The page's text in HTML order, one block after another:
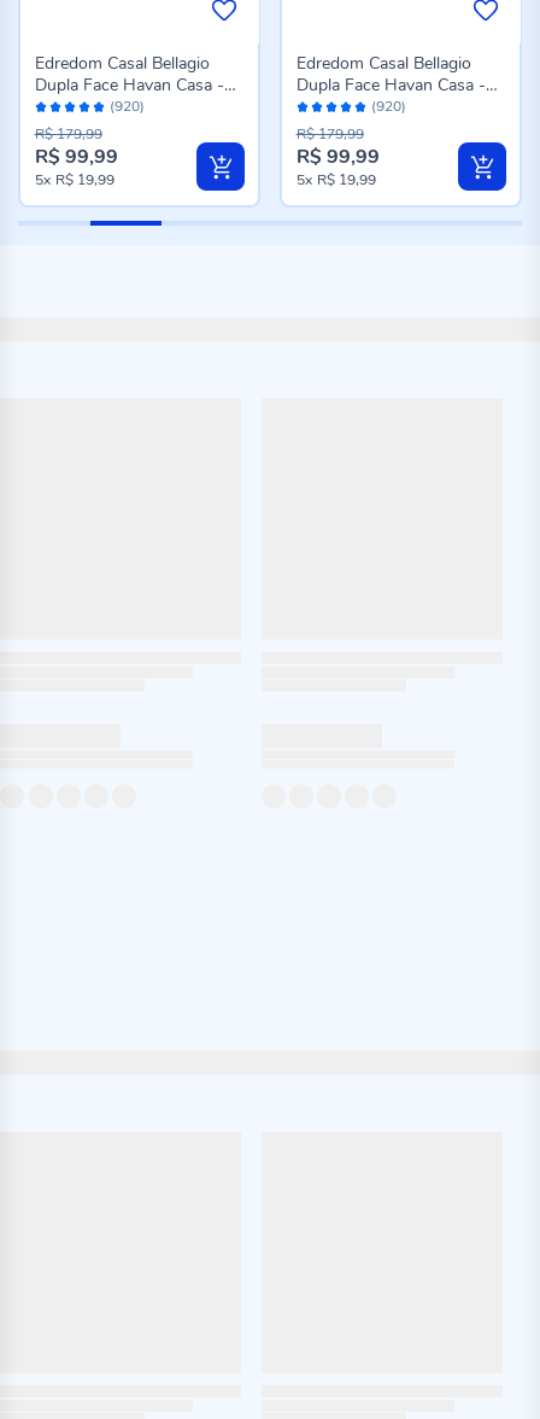
Avaliação:
96%
(920)
Edredom Casal Bellagio
Dupla Face Havan Casa -
Jade Floral Azul
Preço
especial
R$ 99,99
R$ 179,99
5x R$ 19,99
Avaliação:
96%
(920)
Edredom Casal Bellagio
Dupla Face Havan Casa -
Caio Geo Azul
Preço
especial
R$ 99,99
R$ 179,99
5x R$ 19,99